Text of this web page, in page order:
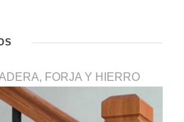
FORJA Y HIERRO